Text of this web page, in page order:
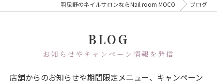
羽曳野のネイルサロンならNail room MOCO ブログ
BLOG
お知らせやキャンペーン情報を発信
店舗からのお知らせや期間限定メニュー、キャンペーン